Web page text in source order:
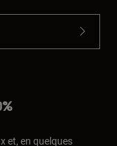
et, en quelques